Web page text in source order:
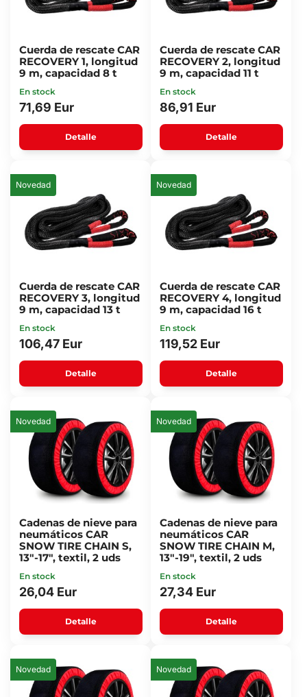
Cuerda de rescate CAR
RECOVERY 1, longitud
9 m, capacidad 8 t
En stock
71,69 Eur
Detalle
Cuerda de rescate CAR
RECOVERY 2, longitud
9 m, capacidad 11 t
En stock
86,91 Eur
Detalle
Novedad
Cuerda de rescate CAR
RECOVERY 3, longitud
9 m, capacidad 13 t
En stock
106,47 Eur
Detalle
Novedad
Cuerda de rescate CAR
RECOVERY 4, longitud
9 m, capacidad 16 t
En stock
119,52 Eur
Detalle
Novedad
Cadenas de nieve para
neumáticos CAR
SNOW TIRE CHAIN S,
13"-17", textil, 2 uds
En stock
26,04 Eur
Detalle
Novedad
Cadenas de nieve para
neumáticos CAR
SNOW TIRE CHAIN M,
13"-19", textil, 2 uds
En stock
27,34 Eur
Detalle
Novedad Novedad